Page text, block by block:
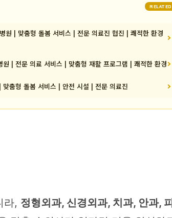
RELATED
원 | 맞춤형 돌봄 서비스 | 전문 의료진 협진 | 쾌적한 환경
원 | 전문 의료 서비스 | 맞춤형 재활 프로그램 | 쾌적한 환경
춤형 돌봄 서비스 | 안전 시설 | 전문 의료진
라, 정형외과, 신경외과, 치과, 안과,